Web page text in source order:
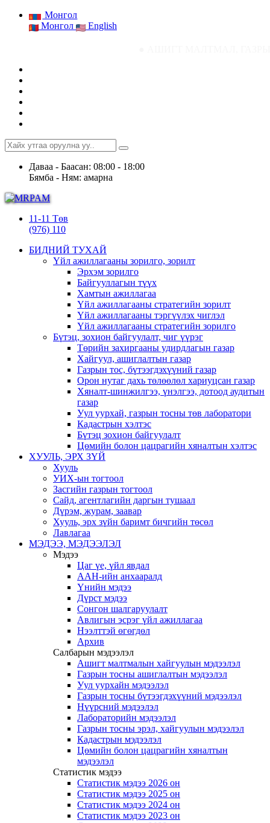
Монгол
Монгол
English
Даваа - Баасан: 08:00 - 18:00
Бямба - Ням: амарна
11-11 Төв
(976) 110
БИДНИЙ ТУХАЙ
Үйл ажиллагааны зорилго, зорилт
Эрхэм зорилго
Байгууллагын түүх
Хамтын ажиллагаа
Үйл ажиллагааны стратегийн зорилт
Үйл ажиллагааны тэргүүлэх чиглэл
Үйл ажиллагааны стратегийн зорилго
Бүтэц, зохион байгуулалт, чиг үүрэг
Төрийн захиргааны удирдлагын газар
Хайгуул, ашиглалтын газар
Газрын тос, бүтээгдэхүүний газар
Орон нутаг дахь төлөөлөл хариуцсан газар
Хяналт-шинжилгээ, үнэлгээ, дотоод аудитын
газар
Уул уурхай, газрын тосны төв лаборатори
Кадастрын хэлтэс
Бүтэц зохион байгуулалт
Цөмийн болон цацрагийн хяналтын хэлтэс
ХУУЛЬ, ЭРХ ЗҮЙ
Хууль
УИХ-ын тогтоол
Засгийн газрын тогтоол
Сайд, агентлагийн даргын тушаал
Дүрэм, журам, заавар
Хууль, эрх зүйн баримт бичгийн төсөл
Лавлагаа
МЭДЭЭ, МЭДЭЭЛЭЛ
Мэдээ
Цаг үе, үйл явдал
ААН-ийн анхааралд
Үнийн мэдээ
Дүрст мэдээ
Сонгон шалгаруулалт
Авлигын эсрэг үйл ажиллагаа
Нээлттэй өгөгдөл
Архив
Салбарын мэдээлэл
Ашигт малтмалын хайгуулын мэдээлэл
Газрын тосны ашиглалтын мэдээлэл
Уул уурхайн мэдээлэл
Газрын тосны бүтээгдэхүүний мэдээлэл
Нүүрсний мэдээлэл
Лабораторийн мэдээлэл
Газрын тосны эрэл, хайгуулын мэдээлэл
Кадастрын мэдээлэл
Цөмийн болон цацрагийн хяналтын
мэдээлэл
Статистик мэдээ
Статистик мэдээ 2026 он
Статистик мэдээ 2025 он
Статистик мэдээ 2024 он
Статистик мэдээ 2023 он